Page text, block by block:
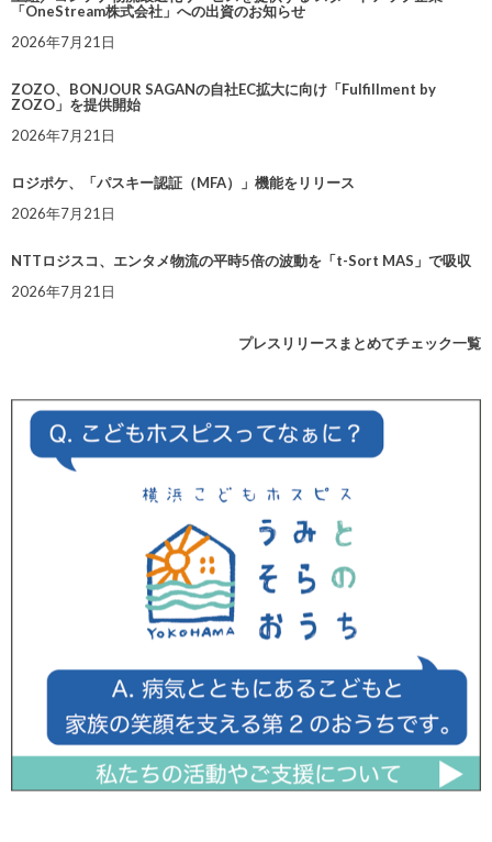
「OneStream株式会社」への出資のお知らせ
2026年7月21日
ZOZO、BONJOUR SAGANの自社EC拡大に向け「Fulfillment by
ZOZO」を提供開始
2026年7月21日
ロジポケ、「パスキー認証（MFA）」機能をリリース
2026年7月21日
NTTロジスコ、エンタメ物流の平時5倍の波動を「t-Sort MAS」で吸収
2026年7月21日
プレスリリースまとめてチェック一覧